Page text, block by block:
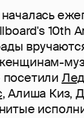
10th
, Алиша Киз,